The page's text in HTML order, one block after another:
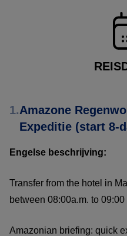
1.Amazone
Expeditie (start 8-
Engelse beschrijving:
Transfer from the hotel in
between 08:00a.m. to
Amazonian briefing: quick